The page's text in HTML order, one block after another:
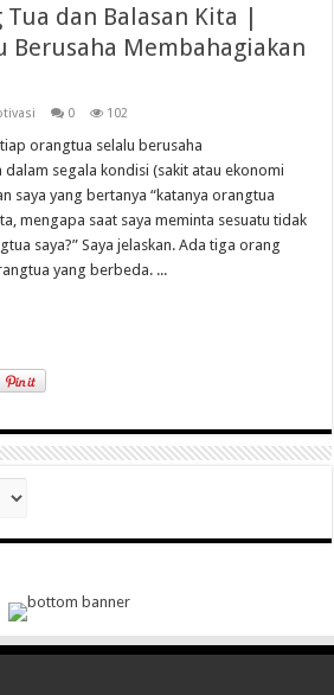
Tua dan Balasan Kita |
Berusaha Membahagiakan
0 102
orangtua selalu berusaha
dalam segala kondisi (sakit atau ekonomi
saya yang bertanya “katanya orangtua
mengapa saat saya meminta sesuatu tidak
saya?” Saya jelaskan. Ada tiga orang
yang berbeda. ...